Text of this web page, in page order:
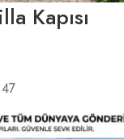
Kapısı